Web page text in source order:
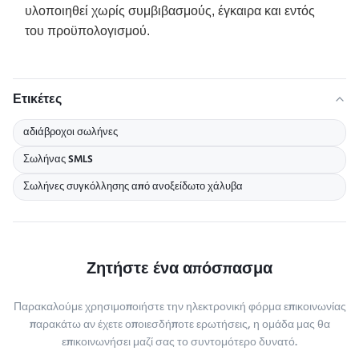
υλοποιηθεί χωρίς συμβιβασμούς, έγκαιρα και εντός
του προϋπολογισμού.
Ετικέτες
αδιάβροχοι σωλήνες
Σωλήνας SMLS
Σωλήνες συγκόλλησης από ανοξείδωτο χάλυβα
Ζητήστε ένα απόσπασμα
Παρακαλούμε χρησιμοποιήστε την ηλεκτρονική φόρμα επικοινωνίας
παρακάτω αν έχετε οποιεσδήποτε ερωτήσεις, η ομάδα μας θα
επικοινωνήσει μαζί σας το συντομότερο δυνατό.